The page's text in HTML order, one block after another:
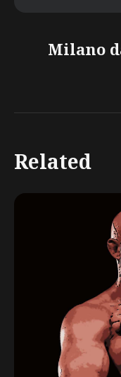
Milano
Related